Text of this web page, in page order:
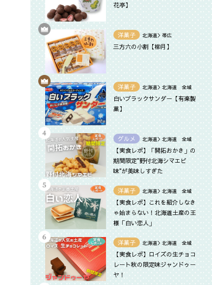
花亭】
洋菓子 北海道＞帯広
三方六の小割【柳月】
洋菓子 北海道＞北海道 全域
白いブラックサンダー【有楽製
菓】
グルメ 北海道＞北海道 全域
【実食レポ】「開拓おかき」の
期間限定"野付北海シマエビ
味"が美味しすぎた
洋菓子 北海道＞北海道 全域
【実食レポ】これを紹介しなき
ゃ始まらない！北海道土産の王
様「白い恋人」
洋菓子 北海道＞北海道 全域
【実食レポ】ロイズの生チョコ
レート秋の限定味ジャンドゥー
ヤ！